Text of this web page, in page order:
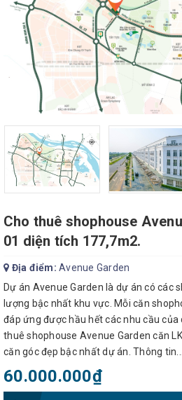
Cho thuê shophouse
01 diện tích 177,7m2.
Địa điểm: Avenue Garden
Dự án Avenue Garden là dự án có các
lượng bậc nhất khu vực. Mỗi căn
đáp ứng được hầu hết các nhu cầu của
thuê shophouse Avenue Garden căn
căn góc đẹp bậc nhất dự án. Thông tin...
60.000.000₫